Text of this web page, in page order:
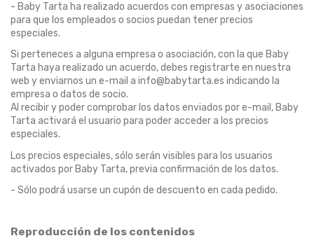
- Baby Tarta ha realizado acuerdos con empresas y asociaciones
para que los empleados o socios puedan tener precios
especiales.
Si perteneces a alguna empresa o asociación, con la que Baby
Tarta haya realizado un acuerdo, debes registrarte en nuestra
web y enviarnos un e-mail a info@babytarta.es indicando la
empresa o datos de socio.
Al recibir y poder comprobar los datos enviados por e-mail, Baby
Tarta activará el usuario para poder acceder a los precios
especiales.
Los precios especiales, sólo serán visibles para los usuarios
activados por Baby Tarta, previa confirmación de los datos.
- Sólo podrá usarse un cupón de descuento en cada pedido.
Reproducción de los contenidos